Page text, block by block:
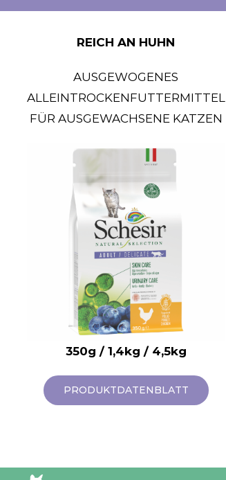
REICH AN HUHN
AUSGEWOGENES
ALLEINTROCKENFUTTERMITTEL
FÜR AUSGEWACHSENE KATZEN
350g / 1,4kg / 4,5kg
PRODUKTDATENBLATT